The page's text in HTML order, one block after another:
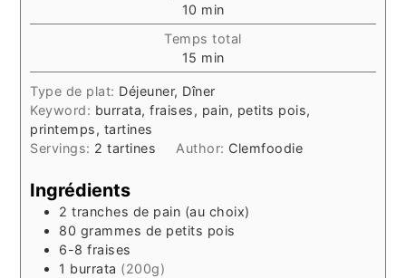
10 minutes
min
Temps total
15 minutes
min
Type de plat: Déjeuner, Dîner
Keyword: burrata, fraises, pain, petits pois,
printemps, tartines
Servings: 2 tartines Author: Clemfoodie
Ingrédients
2 tranches de pain (au choix)
80 grammes de petits pois
6-8 fraises
1 burrata (200g)